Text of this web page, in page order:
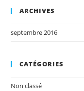
ARCHIVES
septembre 2016
CATÉGORIES
Non classé